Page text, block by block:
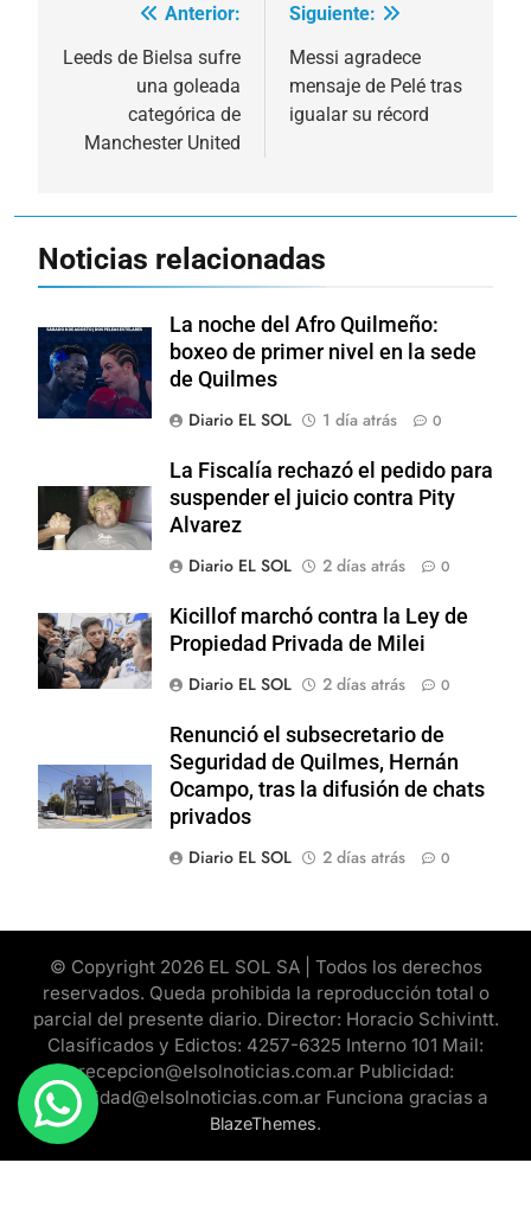
Navegación
de
entradas
Anterior:
Leeds de Bielsa sufre
una goleada
categórica de
Manchester United
Siguiente:
Messi agradece
mensaje de Pelé tras
igualar su récord
Noticias relacionadas
La noche del Afro Quilmeño:
boxeo de primer nivel en la sede
de Quilmes
Diario EL SOL
1 día atrás 0
La Fiscalía rechazó el pedido para
suspender el juicio contra Pity
Alvarez
Diario EL SOL
2 días atrás 0
Kicillof marchó contra la Ley de
Propiedad Privada de Milei
Diario EL SOL
2 días atrás 0
Renunció el subsecretario de
Seguridad de Quilmes, Hernán
Ocampo, tras la difusión de chats
privados
Diario EL SOL
2 días atrás 0
© Copyright 2026 EL SOL SA | Todos los derechos
reservados. Queda prohibida la reproducción total o
parcial del presente diario. Director: Horacio Schivintt.
Clasificados y Edictos: 4257-6325 Interno 101 Mail:
recepcion@elsolnoticias.com.ar Publicidad:
publicidad@elsolnoticias.com.ar Funciona gracias a
BlazeThemes.